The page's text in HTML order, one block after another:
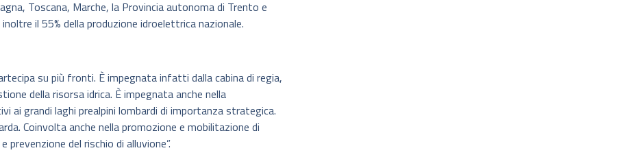
Toscana, Marche, la Provincia autonoma di Trento e
il 55% della produzione idroelettrica nazionale.
su più fronti. È impegnata infatti dalla cabina di regia,
della risorsa idrica. È impegnata anche nella
ai grandi laghi prealpini lombardi di importanza strategica.
Coinvolta anche nella promozione e mobilitazione di
del rischio di alluvione”.